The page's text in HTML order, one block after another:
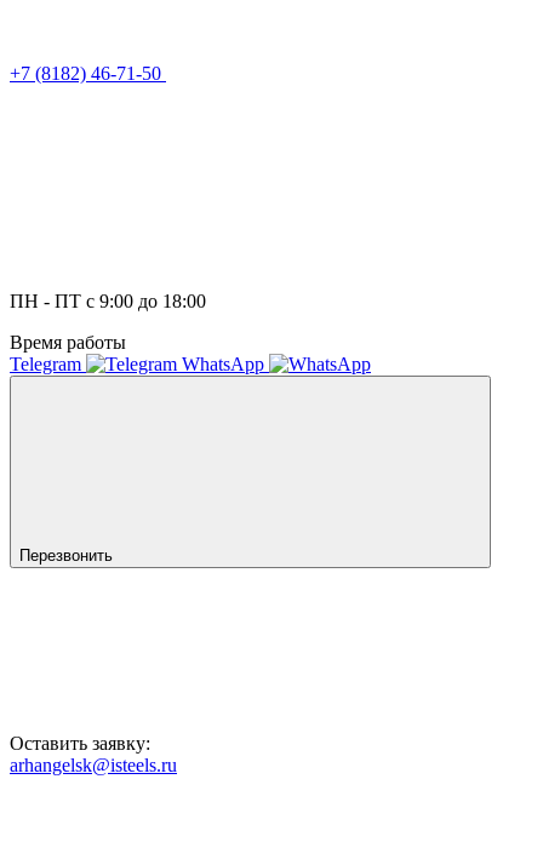
+7 (8182) 46-71-50
ПН - ПТ с 9:00 до 18:00
Время работы
Telegram
WhatsApp
Перезвонить
Оставить заявку:
arhangelsk@isteels.ru